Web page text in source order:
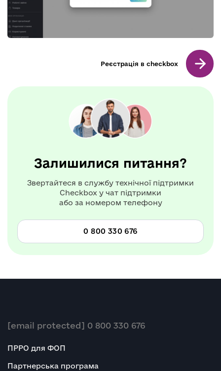
Реєстрація в checkbox
Залишилися питання?
Звертайтеся в службу технічної підтримки
Checkbox у чат підтримки
або за номером телефону
0 800 330 676
[email protected] 0 800 330 676
ПРРО для ФОП
Партнерська програма